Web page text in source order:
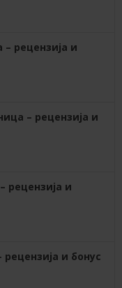
рецензија и
– рецензија и
рецензија и
и бонус